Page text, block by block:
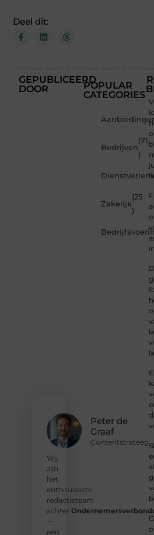
Deel dit:
GEPUBLICEERD
DOOR
Peter de
Graaf
Contentstrateeg
Wij
zijn
het
enthousiaste
redactieteam
achter
—
een
POPULAR
CATEGORIES
Bedrijven
(71
)
Zakelijk
(25
)